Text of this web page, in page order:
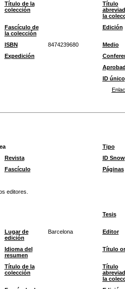
Título de la
colección
Título
la
Fascículo de
la colección
Edición
ISBN 8474239680
Medio
Expedición
ID único
Tipo
Revista ID Snow
Fascículo
Páginas
editores.
Tesis
Lugar de
edición
Barcelona Editor
Idioma del
resumen
Título
Título de la
colección
Título
la